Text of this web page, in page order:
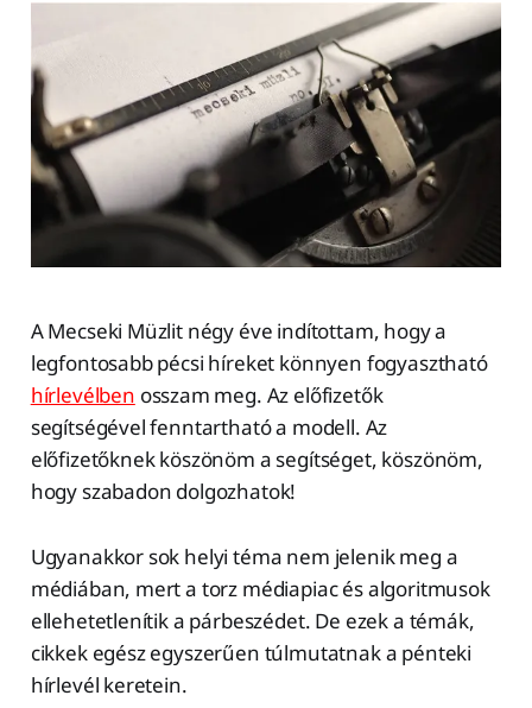
A Mecseki Müzlit négy éve indítottam, hogy a
legfontosabb pécsi híreket könnyen fogyasztható
hírlevélben osszam meg. Az előfizetők
segítségével fenntartható a modell. Az
előfizetőknek köszönöm a segítséget, köszönöm,
hogy szabadon dolgozhatok!
Ugyanakkor sok helyi téma nem jelenik meg a
médiában, mert a torz médiapiac és algoritmusok
ellehetetlenítik a párbeszédet. De ezek a témák,
cikkek egész egyszerűen túlmutatnak a pénteki
hírlevél keretein.